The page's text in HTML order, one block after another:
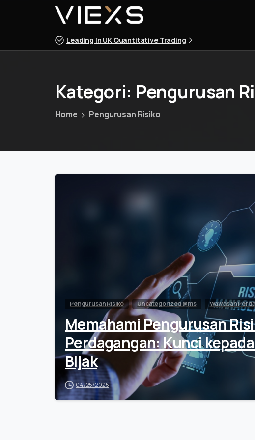
Leading In UK Quantitative Trading
Kategori: Pengurusan
Home Pengurusan Risiko
Pengurusan Risiko Uncategorized @ms Wawasan
Memahami Pengurusan
Perdagangan: Kunci
Bijak
04/25/2025